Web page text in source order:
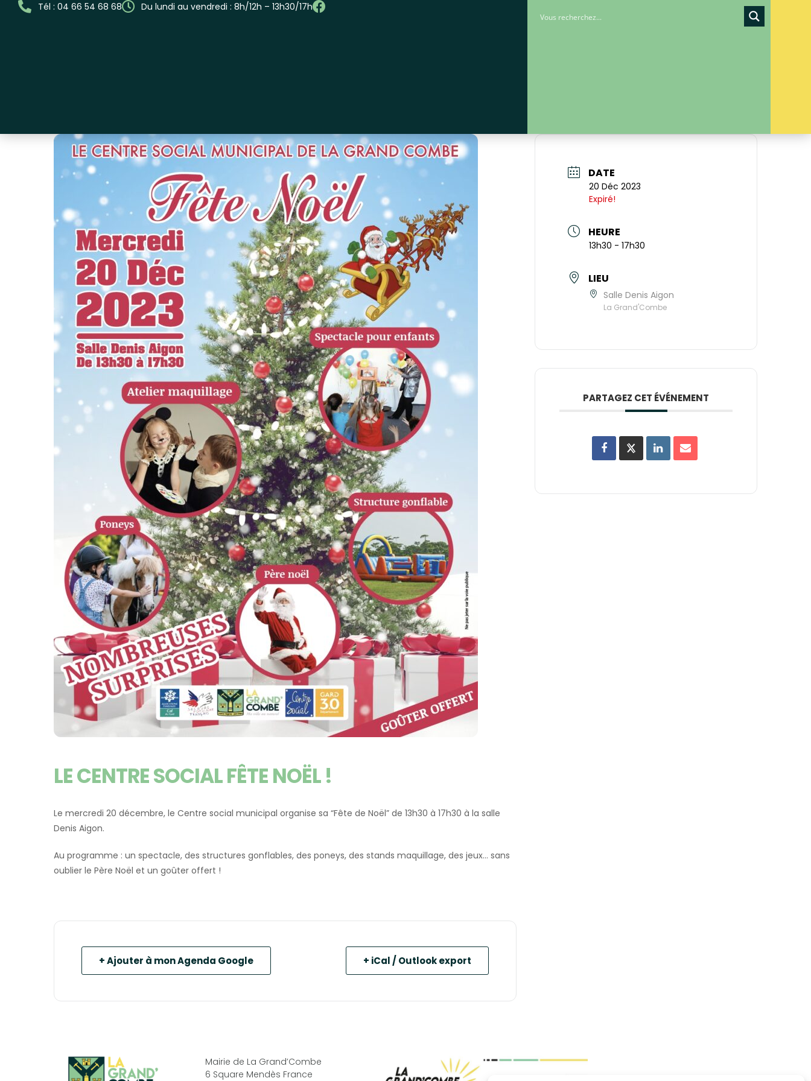
Tél : 04 66 54 68 68 Du lundi au vendredi : 8h/12h – 13h30/17h
LE CENTRE SOCIAL FÊTE NOËL !
Le mercredi 20 décembre, le Centre social municipal organise sa “Fête de Noël” de 13h30 à 17h30 à la salle
Denis Aigon.
Au programme : un spectacle, des structures gonflables, des poneys, des stands maquillage, des jeux… sans
oublier le Père Noël et un goûter offert !
+ Ajouter à mon Agenda Google + iCal / Outlook export
DATE
20 Déc 2023
Expiré!
HEURE
13h30 - 17h30
LIEU
Salle Denis Aigon
La Grand'Combe
PARTAGEZ CET ÉVÉNEMENT
Mairie de La Grand’Combe
6 Square Mendès France